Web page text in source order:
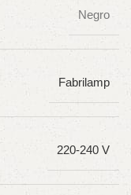
Negro
Fabrilamp
220-240 V